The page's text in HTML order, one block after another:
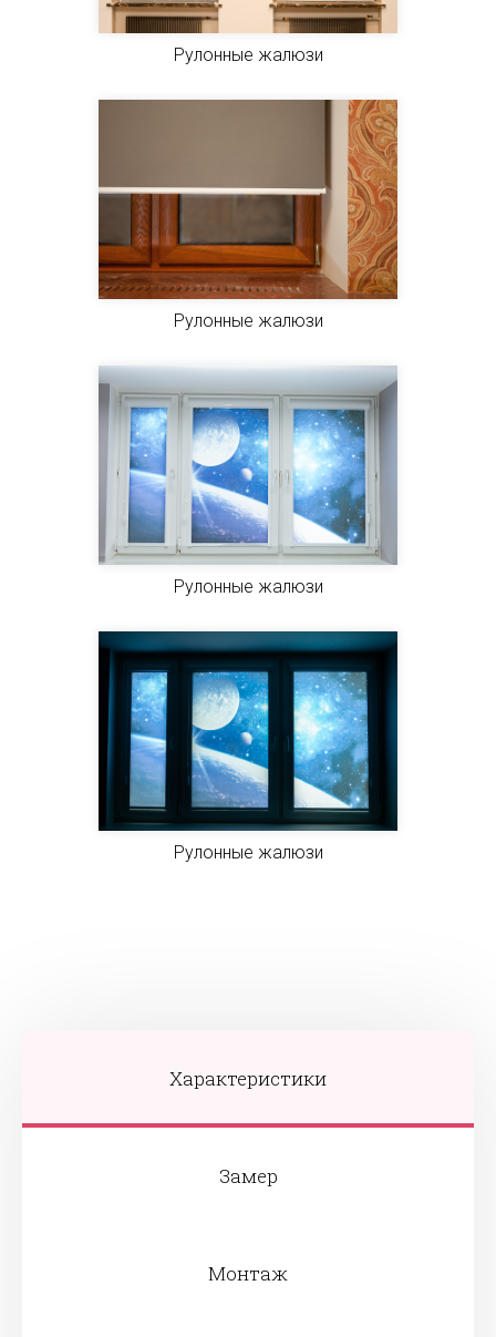
Рулонные жалюзи
Рулонные жалюзи
Рулонные жалюзи
Рулонные жалюзи
Характеристики
Замер
Монтаж